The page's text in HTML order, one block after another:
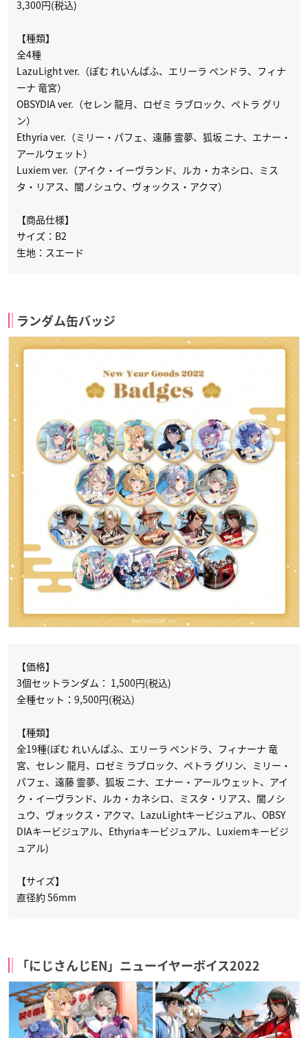
3,300円(税込)
【種類】
全4種
LazuLight ver.（ぽむ れいんぱふ、エリーラ ペンドラ、フィナ
ーナ 竜宮）
OBSYDIA ver.（セレン 龍月、ロゼミ ラブロック、ペトラ グリ
ン）
Ethyria ver.（ミリー・パフェ、遠藤 霊夢、狐坂 ニナ、エナー・
アールウェット）
Luxiem ver.（アイク・イーヴランド、ルカ・カネシロ、ミス
タ・リアス、闇ノシュウ、ヴォックス・アクマ）
【商品仕様】
サイズ：B2
生地：スエード
ランダム缶バッジ
【価格】
3個セットランダム： 1,500円(税込)
全種セット：9,500円(税込)
【種類】
全19種(ぽむ れいんぱふ、エリーラ ペンドラ、フィナーナ 竜
宮、セレン 龍月、ロゼミ ラブロック、ペトラ グリン、ミリー・
パフェ、遠藤 霊夢、狐坂 ニナ、エナー・アールウェット、アイ
ク・イーヴランド、ルカ・カネシロ、ミスタ・リアス、闇ノシ
ュウ、ヴォックス・アクマ、LazuLightキービジュアル、OBSY
DIAキービジュアル、Ethyriaキービジュアル、Luxiemキービジ
ュアル)
【サイズ】
直径約 56mm
「にじさんじEN」ニューイヤーボイス2022